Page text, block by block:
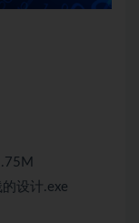
设计.exe